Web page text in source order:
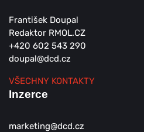
František Doupal
Redaktor RMOL.CZ
+420 602 543 290
doupal@dcd.cz
VŠECHNY KONTAKTY
Inzerce
marketing@dcd.cz